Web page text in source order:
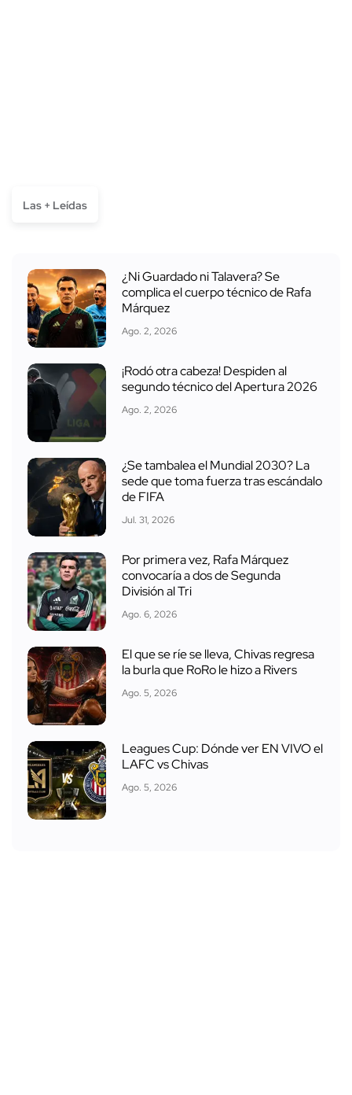
Las + Leídas
¿Ni Guardado ni Talavera? Se
complica el cuerpo técnico de Rafa
Márquez
Ago. 2, 2026
¡Rodó otra cabeza! Despiden al
segundo técnico del Apertura 2026
Ago. 2, 2026
¿Se tambalea el Mundial 2030? La
sede que toma fuerza tras escándalo
de FIFA
Jul. 31, 2026
Por primera vez, Rafa Márquez
convocaría a dos de Segunda
División al Tri
Ago. 6, 2026
El que se ríe se lleva, Chivas regresa
la burla que RoRo le hizo a Rivers
Ago. 5, 2026
Leagues Cup: Dónde ver EN VIVO el
LAFC vs Chivas
Ago. 5, 2026